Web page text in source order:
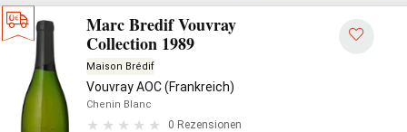
Marc Bredif Vouvray
Collection 1989
Maison Brédif
Vouvray AOC (Frankreich)
Chenin Blanc
0 Rezensionen